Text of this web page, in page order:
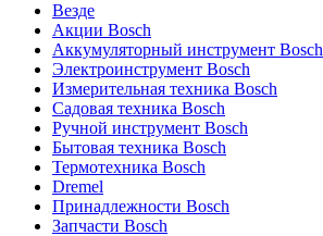
Везде
Акции Bosch
Аккумуляторный инструмент Bosch
Электроинструмент Bosch
Измерительная техника Bosch
Садовая техника Bosch
Ручной инструмент Bosch
Бытовая техника Bosch
Термотехника Bosch
Dremel
Принадлежности Bosch
Запчасти Bosch